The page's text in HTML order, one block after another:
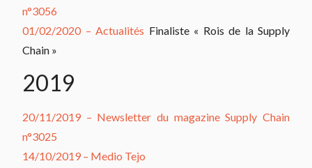
n°3056
01/02/2020 – Actualités Finaliste « Rois de la Supply
Chain »
2019
20/11/2019 – Newsletter du magazine Supply Chain
n°3025
14/10/2019 – Medio Tejo